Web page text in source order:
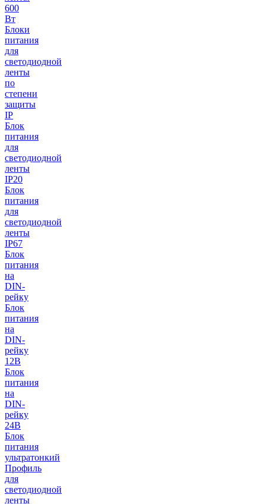
600
Вт
Блоки
питания
для
светодиодной
ленты
по
степени
защиты
IP
Блок
питания
для
светодиодной
ленты
IP20
Блок
питания
для
светодиодной
ленты
IP67
Блок
питания
на
DIN-
рейку
Блок
питания
на
DIN-
рейку
12В
Блок
питания
на
DIN-
рейку
24В
Блок
питания
ультратонкий
Профиль
для
светодиодной
ленты